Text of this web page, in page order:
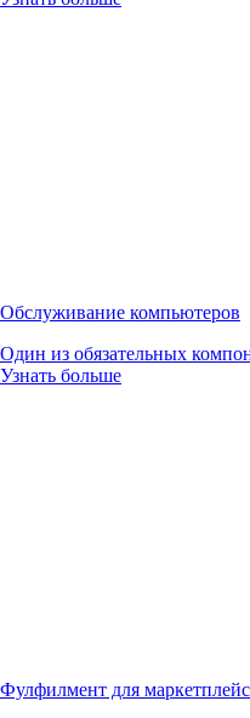
Обслуживание компьютеров
Один из обязательных
Узнать больше
Фулфилмент для